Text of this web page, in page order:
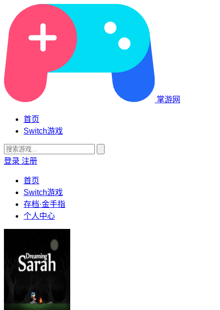
掌游网
首页
Switch游戏
登录 注册
首页
Switch游戏
存档·金手指
个人中心